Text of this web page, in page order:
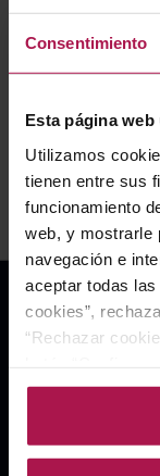
Consentimiento
Esta página
Utilizamos
tienen entre sus
funcionamiento
web, y mostrarle
navegación e
aceptar todas
cookies”,
“Rechazar
acceda a
información
Precio
8,12 €
11,60 €